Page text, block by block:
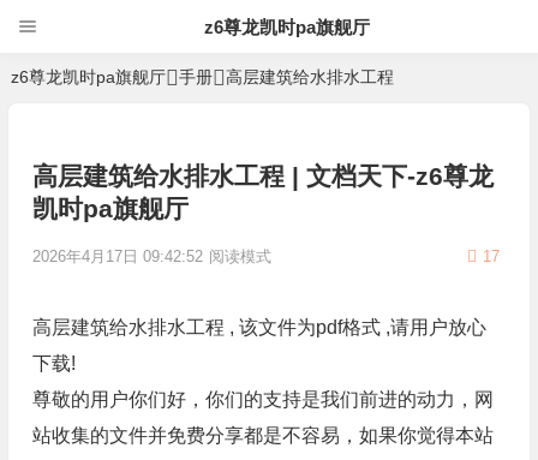
z6尊龙凯时pa旗舰厅
z6尊龙凯时pa旗舰厅 手册 高层建筑给水排水工程
高层建筑给水排水工程 | 文档天下-z6尊龙
凯时pa旗舰厅
2026年4月17日 09:42:52 17
阅读模式
高层建筑给水排水工程 , 该文件为pdf格式 ,请用户放心
下载!
尊敬的用户你们好，你们的支持是我们前进的动力，网
站收集的文件并免费分享都是不容易，如果你觉得本站